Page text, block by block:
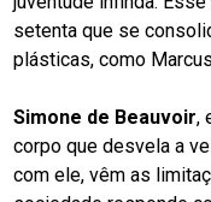
setenta que se
plásticas, como
Simone de Beauvoir,
corpo que desvela a
com ele, vêm as